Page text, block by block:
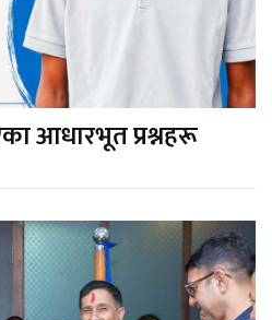
आधारभूत प्रश्नहरू